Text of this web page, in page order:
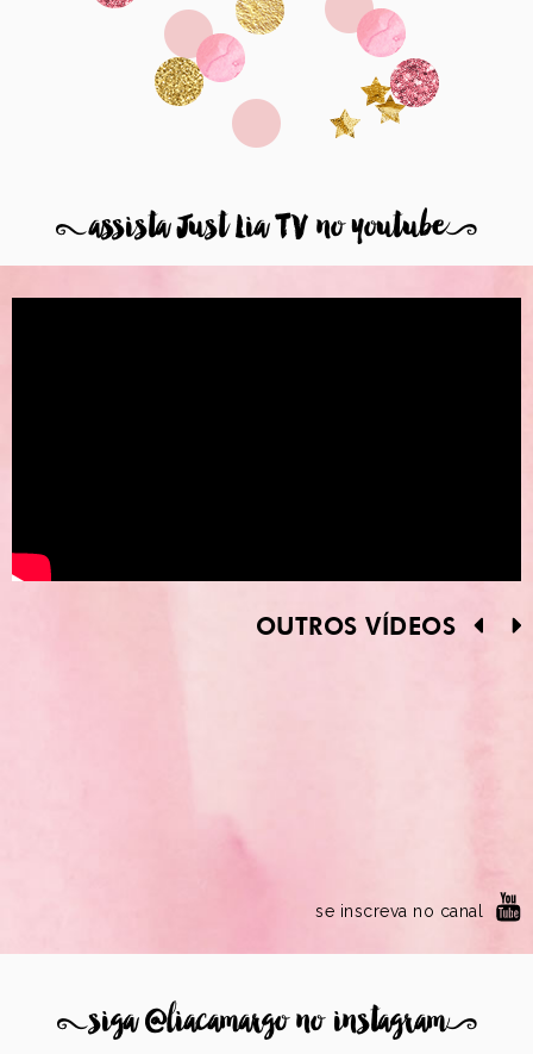
8assista Just Lia TV no youtube9
OUTROS VÍDEOS
se inscreva no canal
8siga @liacamargo no instagram9